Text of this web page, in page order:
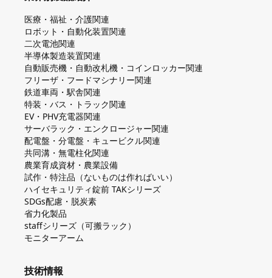
医療・福祉・介護関連
ロボット・自動化装置関連
二次電池関連
半導体製造装置関連
自動販売機・自動改札機・コインロッカー関連
フリーザ・フードマシナリー関連
鉄道車両・駅舎関連
特装・バス・トラック関連
EV・PHV充電器関連
サーバラック・エンクロージャー関連
配電盤・分電盤・キュービクル関連
共同溝・無電柱化関連
農業育成資材・農業設備
試作・特注品（ないものは作ればいい）
ハイセキュリティ錠前 TAKシリーズ
SDGs配慮・脱炭素
省力化製品
staffシリーズ（可搬ラック）
モニターアーム
技術情報